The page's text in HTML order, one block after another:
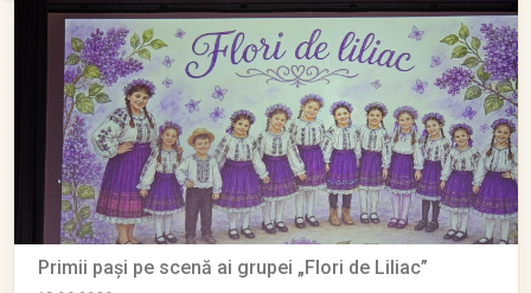
Primii pași pe scenă ai grupei „Flori de Liliac”